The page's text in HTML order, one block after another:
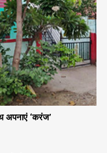
अपनाएं ‘करंज’